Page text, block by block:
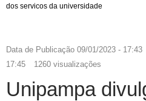
dos servicos da universidade
Data de Publicação 09/01/2023 - 17:43
17:45
1260 visualizações
Unipampa